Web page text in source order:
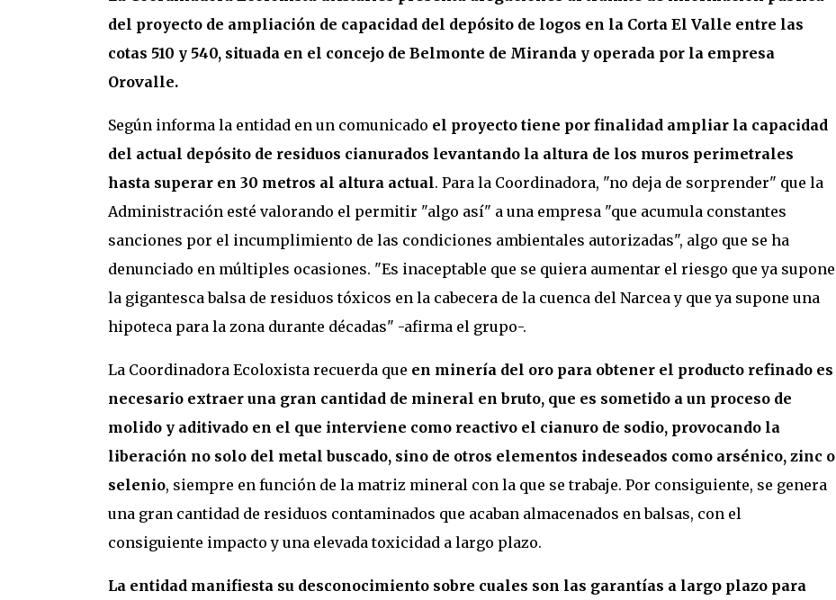
del proyecto de ampliación de capacidad del depósito de logos en la Corta El Valle entre las
cotas 510 y 540, situada en el concejo de Belmonte de Miranda y operada por la empresa
Orovalle.
Según informa la entidad en un comunicado el proyecto tiene por finalidad ampliar la capacidad
del actual depósito de residuos cianurados levantando la altura de los muros perimetrales
hasta superar en 30 metros al altura actual. Para la Coordinadora, "no deja de sorprender" que la
Administración esté valorando el permitir "algo así" a una empresa "que acumula constantes
sanciones por el incumplimiento de las condiciones ambientales autorizadas", algo que se ha
denunciado en múltiples ocasiones. "Es inaceptable que se quiera aumentar el riesgo que ya supone
la gigantesca balsa de residuos tóxicos en la cabecera de la cuenca del Narcea y que ya supone una
hipoteca para la zona durante décadas" -afirma el grupo-.
La Coordinadora Ecoloxista recuerda que en minería del oro para obtener el producto refinado es
necesario extraer una gran cantidad de mineral en bruto, que es sometido a un proceso de
molido y aditivado en el que interviene como reactivo el cianuro de sodio, provocando la
liberación no solo del metal buscado, sino de otros elementos indeseados como arsénico, zinc o
selenio, siempre en función de la matriz mineral con la que se trabaje. Por consiguiente, se genera
una gran cantidad de residuos contaminados que acaban almacenados en balsas, con el
consiguiente impacto y una elevada toxicidad a largo plazo.
La entidad manifiesta su desconocimiento sobre cuales son las garantías a largo plazo para